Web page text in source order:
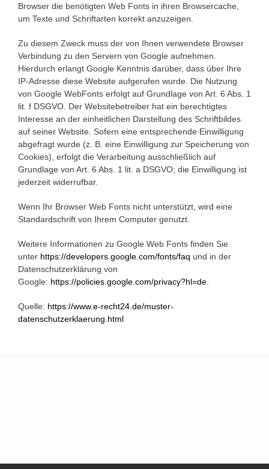
Browser die benötigten Web Fonts in ihren Browsercache,
um Texte und Schriftarten korrekt anzuzeigen.
Zu diesem Zweck muss der von Ihnen verwendete Browser
Verbindung zu den Servern von Google aufnehmen.
Hierdurch erlangt Google Kenntnis darüber, dass über Ihre
IP-Adresse diese Website aufgerufen wurde. Die Nutzung
von Google WebFonts erfolgt auf Grundlage von Art. 6 Abs. 1
lit. f DSGVO. Der Websitebetreiber hat ein berechtigtes
Interesse an der einheitlichen Darstellung des Schriftbildes
auf seiner Website. Sofern eine entsprechende Einwilligung
abgefragt wurde (z. B. eine Einwilligung zur Speicherung von
Cookies), erfolgt die Verarbeitung ausschließlich auf
Grundlage von Art. 6 Abs. 1 lit. a DSGVO; die Einwilligung ist
jederzeit widerrufbar.
Wenn Ihr Browser Web Fonts nicht unterstützt, wird eine
Standardschrift von Ihrem Computer genutzt.
Weitere Informationen zu Google Web Fonts finden Sie
unter https://developers.google.com/fonts/faq und in der
Datenschutzerklärung von
Google: https://policies.google.com/privacy?hl=de
Quelle: https://www.e-recht24.de/muster-
datenschutzerklaerung.html